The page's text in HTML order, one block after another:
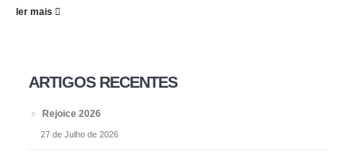
ler mais
ARTIGOS RECENTES
Rejoice 2026
27 de Julho de 2026